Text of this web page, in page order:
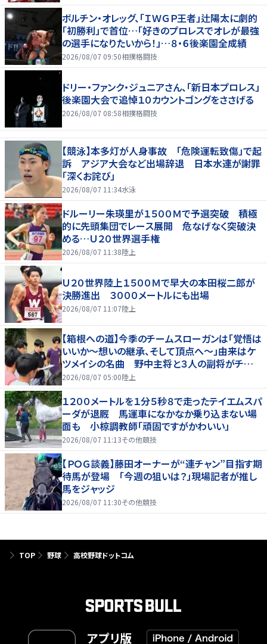
ボルチン・オレッグ、「ＩＷＧＰ王者」辻陽太に劇的
「初勝利」で首位…「好きのプロレスでオレが最強
の選手になりたいから！」…８・６後楽園全成績
2026/08/07 09:50相撲格闘技
ドリー・ファンク・ジュニアさん、「新日本プロレス」
後楽園大会で追悼１０カウントゴングをささげる
2026/08/07 08:58相撲格闘技
【競泳】本多灯が人身事故 「危険運転致傷」で起
訴 アジア大会など出場辞退 日本水連が謝罪
「深くお詫び」
2026/08/07 11:34水泳
ドルーリー朱瑛里が１５００Ｍで予選突破 積極
的に先頭集団でレース展開 危なげなく突破決
める…Ｕ２０世界選手権
2026/08/07 11:38陸上
Ｕ２０世界陸上１５００Ｍで早大の本田桜二郎が
決勝進出 ３０００メートルにも出場
2026/08/07 11:07陸上
【箱根への道】今季のチームスローガンは「覚悟は
いいか～想いの継承、そして頂点へ～」由来はケ
ツメイシの名曲 野中主将と３人の副将がチーム
を引っ張る…夏合宿特集第１弾、国学院大
2026/08/07 05:00陸上
１２００メートルを１分５秒８で走ったテイエムスパ
ーダが退厩 馬運車になかなか乗り込まない場
面も 小椋調教師「頑固ですがかわいい」
2026/08/07 11:13その他競技
【ＰＯＧ談義】藤田オーナーが“連チャン”目指す期
待馬が登場 「今週の狙いは？」現場記者が推し
馬をジャッジ
2026/08/07 11:30その他競技
TOP 野球 高校野球ドットコム
アプリ版